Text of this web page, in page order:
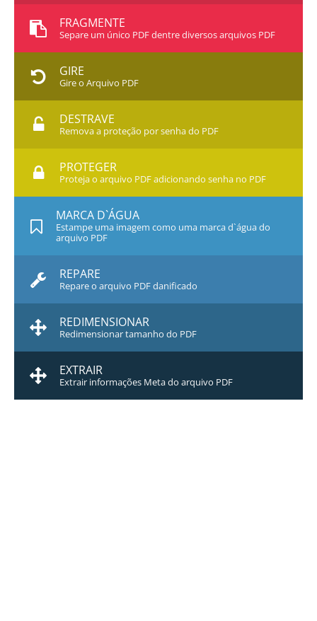
FRAGMENTE
Separe um único PDF dentre diversos arquivos PDF
GIRE
Gire o Arquivo PDF
DESTRAVE
Remova a proteção por senha do PDF
PROTEGER
Proteja o arquivo PDF adicionando senha no PDF
MARCA D`ÁGUA
Estampe uma imagem como uma marca d`água do
arquivo PDF
REPARE
Repare o arquivo PDF danificado
REDIMENSIONAR
Redimensionar tamanho do PDF
EXTRAIR
Extrair informações Meta do arquivo PDF